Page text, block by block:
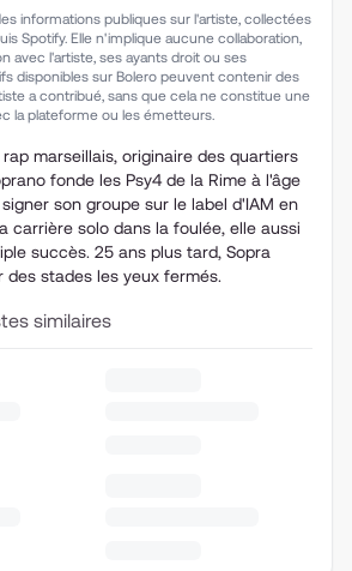
informations publiques sur l'artiste, collectées
Spotify. Elle n'implique aucune collaboration,
avec l'artiste, ses ayants droit ou ses
disponibles sur Bolero peuvent contenir des
a contribué, sans que cela ne constitue une
la plateforme ou les émetteurs.
marseillais, originaire des quartiers
fonde les Psy4 de la Rime à l'âge
son groupe sur le label d'IAM en
carrière solo dans la foulée, elle aussi
succès. 25 ans plus tard, Sopra
des stades les yeux fermés.
similaires